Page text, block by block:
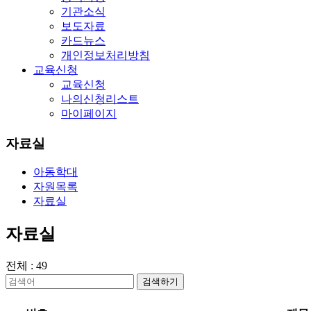
기관소식
보도자료
카드뉴스
개인정보처리방침
교육신청
교육신청
나의신청리스트
마이페이지
자료실
아동학대
자원목록
자료실
자료실
전체 : 49
검색하기